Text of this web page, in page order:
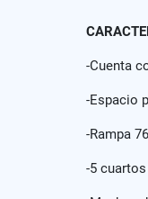
-Cuenta
-Espacio
-Rampa
-5